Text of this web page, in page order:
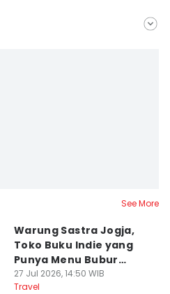
See More
Warung Sastra Jogja,
Toko Buku Indie yang
Punya Menu Bubur
Manado
27 Jul 2026, 14:50 WIB
Travel